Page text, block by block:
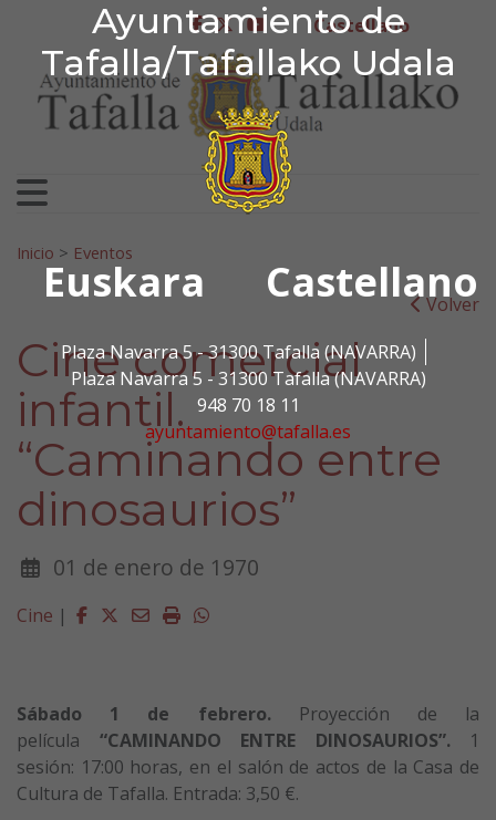
Ayuntamiento de
Tafalla/Tafallako Udala
Euskara Castellano
Plaza Navarra 5 - 31300 Tafalla (NAVARRA)
Plaza Navarra 5 - 31300 Tafalla (NAVARRA)
948 70 18 11
ayuntamiento@tafalla.es
Ir al contenido
Ayuntamiento de
facebook
twitter
youtubeCastellano
Search for:
Inicio > Eventos
Volver
Cine comercial
infantil.
“Caminando entre
dinosaurios”
01 de enero de 1970
Cine | Facebook
Twitter
EmailImprimirWhatsapp
Sábado 1 de febrero.
Proyección de la
película “CAMINANDO ENTRE DINOSAURIOS”. 1
sesión: 17:00 horas, en el salón de actos de la Casa de
Cultura de Tafalla. Entrada: 3,50 €.